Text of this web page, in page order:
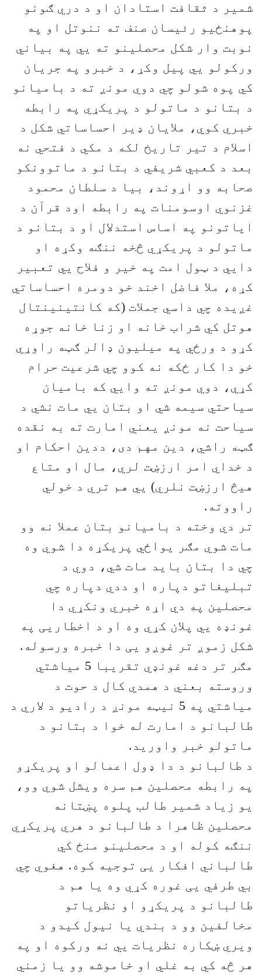
شمیر د ثقافت استادان او د دري ګونو
پوهنځيو رئیسان صنف ته ننوتل او په
نوبت وار شکل محصلینو ته يي په بیاني
ورکولو يي پیل وکړ، د خبرو په جریان
کي پوه شولو چي دوي مونږ ته د بامیانو
د بتانو د ماتولو د پریکړي په رابطه
خبري کوي، ملایان ډیر احساساتي شکل د
اسلام د تیر تاریخ لکه د مکي د فتحي نه
بعد د کعبي شریفي د بتانو د ماتوونکو
صحابه وو اړوند، بیا د سلطان محمود
غزنوي اوسومنات په رابطه اود قرآن د
ایاتونو په اساس استدلال او د بتانو د
ماتولو د پریکړي څخه ننګه وکړه او
دايي د ټول امت په خیر و فلاح يي تعبیر
کړه، ملا فاضل اخند خو دومره احساساتي
غږیده چي داسي جملات (که کانتینینتال
هوتل کي شراب خانه او زنا خانه جوړه
کړو د ورځي په میلیون ډالر ګټه راوړي
خو دا کار ځکه نه کوو چي شرعیت حرام
کړي، دوي مونږ ته وايي که بامیان
سیاحتي سیمه شي او بتان يي مات نشي د
سیاحت نه مونږ یعني امارت ته به نقده
ګټه راشي، دین مهم دی، ددین احکام او
د خداي امر ارزښت لري، مال او متاع
هیڅ ارزښت نلري) يي هم تري د خولي
راووته.
تر دي وخته د بامیانو بتان عملا نه وو
مات شوي مګر یواځي پریکړه دا شوي وه
چي دا بتان باید مات شي، دوي د
تبلیغاتو دپاره او ددي دپاره چي
محصلین په دي اړه خبري ونکړي دا
غونډه يي پلان کړي وه او د اخطاريی په
شکل زموږ تر غوږو يی دا خبره ورسوله.
مګر تر دغه غونډي تقریبا 5 میاشتي
وروسته بعني د همدي کال د حوت د
میاشتي په 5 نیټه مونږ د رادیو د لاري د
طالبانو د امارت له خوا د بتانو د
ماتولو خبر واورید.
د طالبانو د دا ډول اعمالو او پریکړو
په رابطه محصلین هم سره ویشل شوي وو،
یو زیاد شمیر طالب پلوه پښتانه
محصلین ظاهرا د طالبانو د هري پریکړي
ننګه کوله او د محصلینو منځ کي
طالباني افکار يی توجیه کوه. هغوي چي
بي طرفي يی غوره کړي وه یا هم د
طالبانو د پریکړو او نظریاتو
مخالفین وو د بندي یا نیول کیدو د
ویري ښکاره نظریات يي نه ورکوه او په
هر څه کي به غلي او خاموشه وو یا زمني